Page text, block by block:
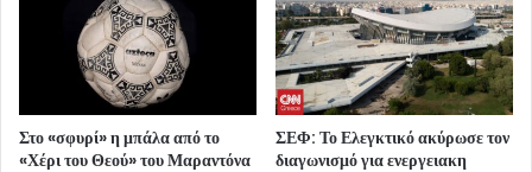
Στο «σφυρί» η μπάλα από το
«Χέρι του Θεού» του Μαραντόνα
ΣΕΦ: Το Ελεγκτικό ακύρωσε τον
διαγωνισμό για ενεργειακη